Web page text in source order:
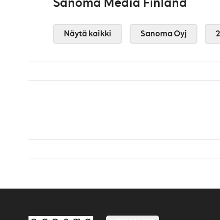
Näytä kaikki Sanoma Oyj